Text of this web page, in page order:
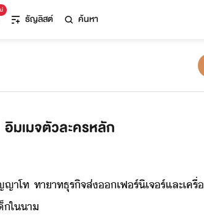
ธัญลิสต์ ค้นหา
อิมเมจตัวละครหลัก
ท​ ​ทาาท​ธุริจ​ส่​เฟร์ิเจร์​และ​เครื่
ใา​